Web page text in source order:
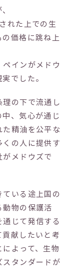
れた上での生
価格に跳ね上
インがメドウ
でした。
の下で流通し
、気心が通じ
精油を公平な
の人に提供す
メドウズで
いる途上国の
物の保護活
じて発信する
献したいと考
よって、生物
タンダードが